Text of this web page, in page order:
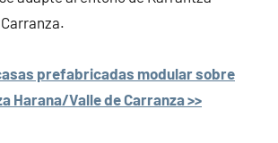
prefabricadas modular sobre
Harana/Valle de Carranza >>